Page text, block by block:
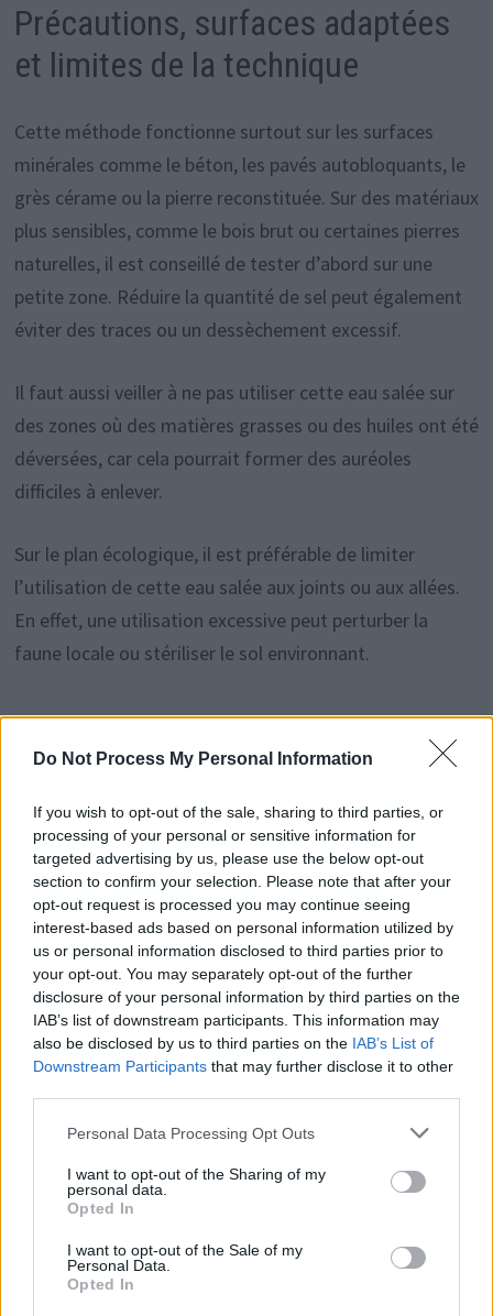
Do Not Process My Personal Information
If you wish to opt-out of the sale, sharing to third parties, or
processing of your personal or sensitive information for
targeted advertising by us, please use the below opt-out
section to confirm your selection. Please note that after your
opt-out request is processed you may continue seeing
interest-based ads based on personal information utilized by
us or personal information disclosed to third parties prior to
your opt-out. You may separately opt-out of the further
disclosure of your personal information by third parties on the
IAB’s list of downstream participants. This information may
also be disclosed by us to third parties on the IAB’s List of
Downstream Participants that may further disclose it to other
Personal Data Processing Opt Outs
I want to opt-out of the Sharing of my
personal data.
Opted In
I want to opt-out of the Sale of my
Personal Data.
Opted In
Précautions, surfaces adaptées
et limites de la technique
Cette méthode fonctionne surtout sur les surfaces
minérales comme le béton, les pavés autobloquants, le
grès cérame ou la pierre reconstituée. Sur des matériaux
plus sensibles, comme le bois brut ou certaines pierres
naturelles, il est conseillé de tester d’abord sur une
petite zone. Réduire la quantité de sel peut également
éviter des traces ou un dessèchement excessif.
Il faut aussi veiller à ne pas utiliser cette eau salée sur
des zones où des matières grasses ou des huiles ont été
déversées, car cela pourrait former des auréoles
difficiles à enlever.
Sur le plan écologique, il est préférable de limiter
l’utilisation de cette eau salée aux joints ou aux allées.
En effet, une utilisation excessive peut perturber la
faune locale ou stériliser le sol environnant.
Navigation
de
l’article
PUBLICATION PRÉCÉDENTEPublication
Cette astuce naturelle
élimine les mauvaises
herbes en un jour
PUBLICATION SUIVANTE
Ces graines oubliées
peuvent-elles encore
pousser Après des
années au placard
Histoiredemaison
Voir tous les articles de
Histoiredemaison →
VOUS POURRIEZ AUSSI AIMER